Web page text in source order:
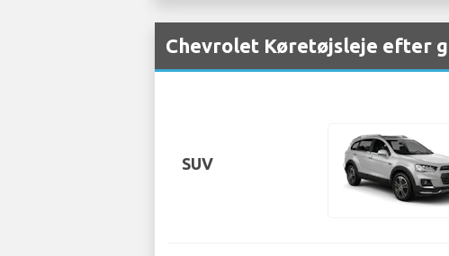
Chevrolet Køretøjsleje efter
SUV